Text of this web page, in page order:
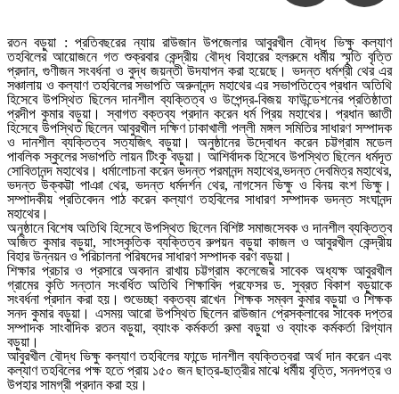
রতন বড়ুয়া : প্রতিবছরের ন্যায় রাউজান উপজেলার আবুরখীল বৌদ্ধ ভিক্ষু কল্যাণ
তহবিলের আয়োজনে গত শুক্রবার কেন্দ্রীয় বৌদ্ধ বিহারের হলরুমে ধর্মীয় স্মৃতি বৃত্তি
প্রদান, গুণীজন সংবর্ধনা ও বুদ্ধ জয়ন্তী উদযাপন করা হয়েছে। ভদন্ত ধর্মশ্রী থের এর
সঞ্চালায় ও কল্যাণ তহবিলের সভাপতি অরুনানন্দ মহাথের এর সভাপতিত্বে প্রধান অতিথি
হিসেবে উপস্থিত ছিলেন দানশীল ব্যক্তিত্ব ও উপেন্দ্র-বিজয় ফাউন্ডেশনের প্রতিষ্ঠাতা
প্রদীপ কুমার বড়ুয়া। স্বাগত বক্তব্য প্রদান করেন ধর্ম প্রিয় মহাথের। প্রধান জ্ঞাতী
হিসেবে উপস্থিত ছিলেন আবুরখীল দক্ষিণ ঢাকাখালী পল্লী মঙ্গল সমিতির সাধারণ সম্পাদক
ও দানশীল ব্যক্তিত্ব সত্যজিৎ বড়ুয়া। অনুষ্ঠানের উদ্বোধন করেন চট্টগ্রাম মডেল
পাবলিক স্কুলের সভাপতি লায়ন টিংকু বড়ুয়া। আশির্বাদক হিসেবে উপস্থিত ছিলেন ধর্মদূত
সোবিতানন্দ মহাথের। ধর্মালোচনা করেন ভদন্ত পরমানন্দ মহাথের,ভদন্ত দেবমিত্র মহাথের,
ভদন্ত উক্কট্টা পাঞা থের, ভদন্ত ধর্মদর্শন থের, নাগসেন ভিক্ষু ও বিনয় বংশ ভিক্ষু।
সম্পাদকীয় প্রতিবেদন পাঠ করেন কল্যাণ তহবিলের সাধারণ সম্পাদক ভদন্ত সংঘানন্দ
মহাথের।
অনুষ্ঠানে বিশেষ অতিথি হিসেবে উপস্থিত ছিলেন বিশিষ্ট সমাজসেবক ও দানশীল ব্যক্তিত্ব
অজিত কুমার বড়ুয়া, সাংস্কৃতিক ব্যক্তিত্ব রুপয়ন বড়ুয়া কাজল ও আবুরখীল কেন্দ্রীয়
বিহার উন্নয়ন ও পরিচালনা পরিষদের সাধারণ সম্পাদক বরণ বড়ুয়া।
শিক্ষার প্রচার ও প্রসারে অবদান রাখায় চট্টগ্রাম কলেজের সাবেক অধ্যক্ষ আবুরখীল
গ্রামের কৃতি সন্তান সংবর্ধিত অতিথি শিক্ষাবিদ প্রফেসর ড. সুব্রত বিকাশ বড়ুয়াকে
সংবর্ধনা প্রদান করা হয়। শুভেচ্ছা বক্তব্য রাখেন শিক্ষক সম্বল কুমার বড়ুয়া ও শিক্ষক
সনদ কুমার বড়ুয়া। এসময় আরো উপস্থিত ছিলেন রাউজান প্রেসক্লাবের সাবেক দপ্তর
সম্পাদক সাংবাদিক রতন বড়ুয়া, ব্যাংক কর্মকর্তা রুমা বড়ুয়া ও ব্যাংক কর্মকর্তা রিগ্যান
বড়ুয়া।
আবুরখীল বৌদ্ধ ভিক্ষু কল্যাণ তহবিলের ফান্ডে দানশীল ব্যক্তিত্বরা অর্থ দান করেন এবং
কল্যাণ তহবিলের পক্ষ হতে প্রায় ১৫০ জন ছাত্র-ছাত্রীর মাঝে ধর্মীয় বৃত্তি, সনদপত্র ও
উপহার সামগ্রী প্রদান করা হয়।